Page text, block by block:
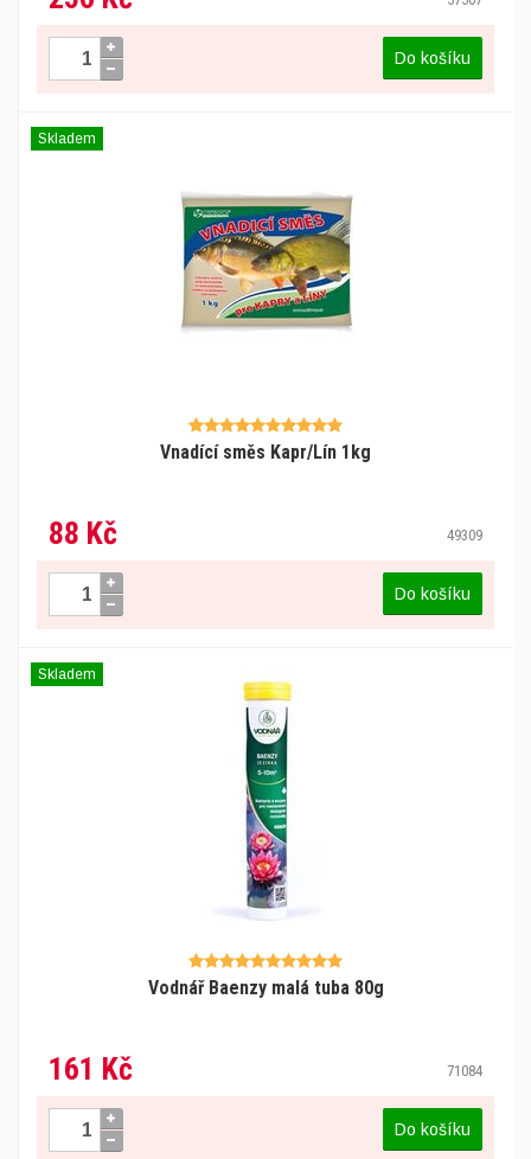
Do košíku
Vnadící směs Kapr/Lín 1kg
88 Kč 49309
Skladem
Do košíku
Vodnář Baenzy malá tuba 80g
161 Kč 71084
Skladem
Do košíku